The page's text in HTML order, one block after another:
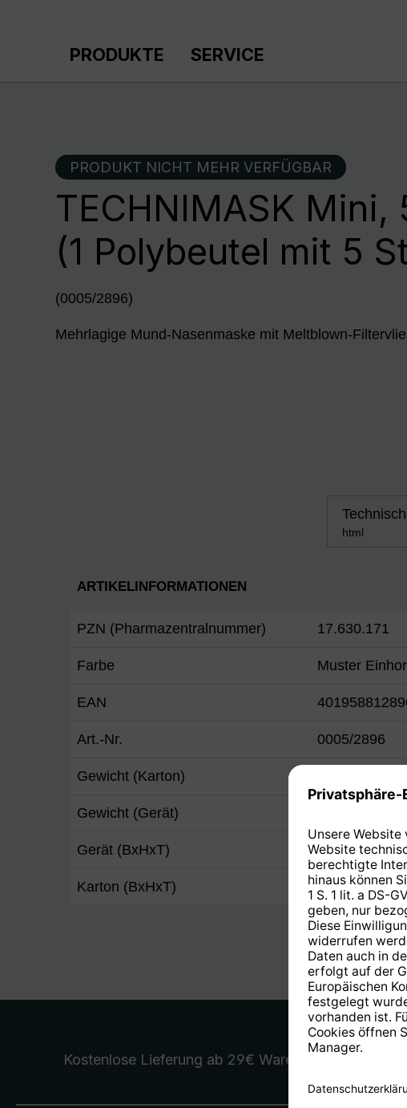
PRODUKTE SERVICE
PRODUKT NICHT MEHR VERFÜGBAR
TECHNIMASK Mini,
(1 Polybeutel mit 5
(0005/2896)
Mehrlagige Mund-Nasenmaske mit Meltblown-
html
ARTIKELINFORMATIONEN
PZN (Pharmazentralnummer) 17.630.171
Farbe Muster
EAN
Art.-Nr. 0005/2896
Gewicht (Karton)
Gewicht (Gerät)
Gerät (BxHxT) 9,2 x 14 cm
Karton (BxHxT) 12,5 x 22,5 x
Kostenlose Lieferung ab 29€ Warenwert